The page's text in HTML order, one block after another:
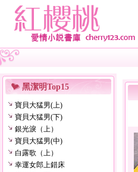
黑潔明Top15
寶貝大猛男(上)
寶貝大猛男(下)
銀光淚（上）
寶貝大猛男(中)
白露歌（上）
幸運女郎上錯床